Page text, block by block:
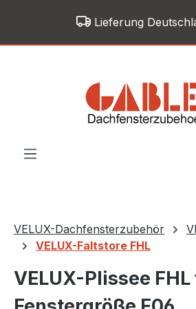
Zum Hauptinhalt springen
Lieferung
VELUX-Dachfensterzubehör
VELUX-Faltstore FHL
VELUX-Plissee